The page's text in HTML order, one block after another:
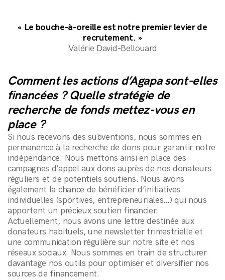
Conditions Générales de Vente
« Le bouche-à-oreille est notre premier levier de
recrutement. »
Valérie David-Bellouard
Comment les actions d’Agapa sont-elles
financées ? Quelle stratégie de
recherche de fonds mettez-vous en
place ?
Si nous recevons des subventions, nous sommes en
permanence à la recherche de dons pour garantir notre
indépendance. Nous mettons ainsi en place des
campagnes d’appel aux dons auprès de nos donateurs
réguliers et de potentiels soutiens. Nous avons
également la chance de bénéficier d’initiatives
individuelles (sportives, entrepreneuriales…) qui nous
apportent un précieux soutien financier.
Actuellement, nous avons une lettre destinée aux
donateurs habituels, une newsletter trimestrielle et
une communication régulière sur notre site et nos
réseaux sociaux. Nous sommes en train de structurer
davantage nos outils pour optimiser et diversifier nos
sources de financement.